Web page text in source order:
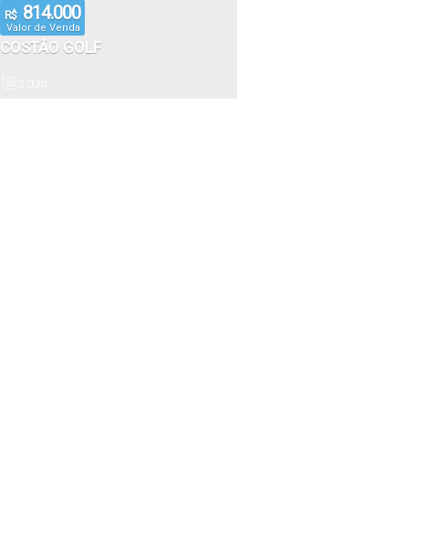
R$ 814.000
Valor de Venda
COSTÃO GOLF